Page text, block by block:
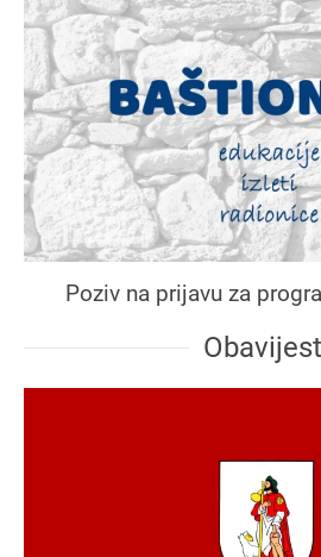
Poziv na prijavu za